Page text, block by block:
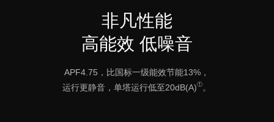
非凡性能
高能效 低噪音
APF4.75，比国标一级能效节能13%，
运行更静音，单塔运行低至20dB(A)① 。